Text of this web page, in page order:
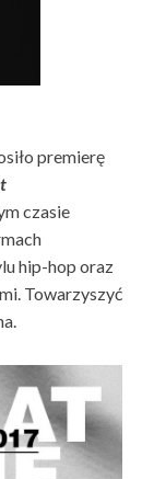
premierę
czasie
hip-hop oraz
Towarzyszyć